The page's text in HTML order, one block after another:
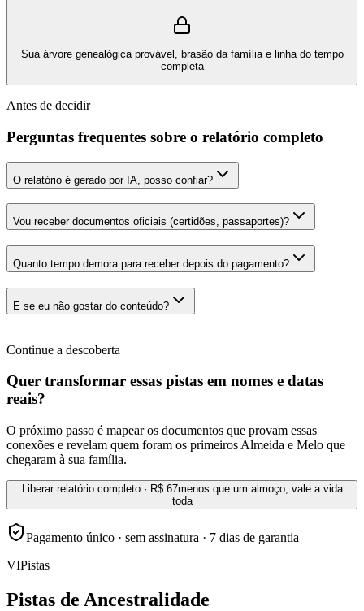
Sua árvore genealógica provável, brasão da família e linha do tempo
completa
Antes de decidir
Perguntas frequentes sobre o relatório completo
O relatório é gerado por IA, posso confiar?
Vou receber documentos oficiais (certidões, passaportes)?
Quanto tempo demora para receber depois do pagamento?
E se eu não gostar do conteúdo?
Continue a descoberta
Quer transformar essas pistas em nomes e datas
reais?
O próximo passo é mapear os documentos que provam essas
conexões e revelam quem foram os primeiros Almeida e Melo que
chegaram à sua família.
Liberar relatório completo · R$ 67menos que um almoço, vale a vida
toda
Pagamento único · sem assinatura · 7 dias de garantia
VIPistas
Pistas de Ancestralidade